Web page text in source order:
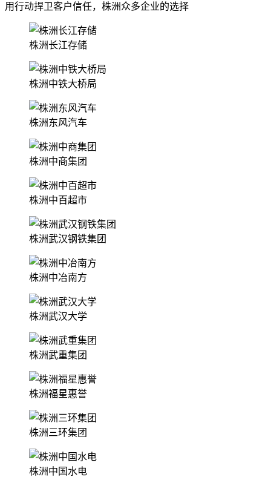
用行动捍卫客户信任，株洲众多企业的选择
株洲长江存储
株洲中铁大桥局
株洲东风汽车
株洲中商集团
株洲中百超市
株洲武汉钢铁集团
株洲中冶南方
株洲武汉大学
株洲武重集团
株洲福星惠誉
株洲三环集团
株洲中国水电